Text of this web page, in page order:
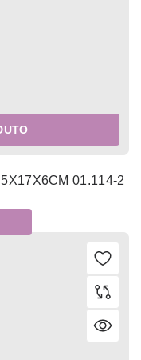
01.114-2